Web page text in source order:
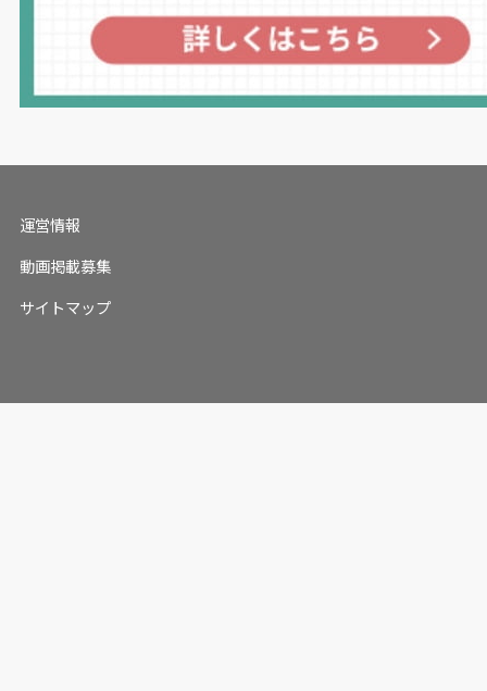
運営情報
動画掲載募集
サイトマップ